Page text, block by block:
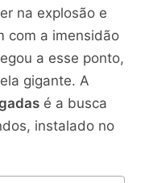
na explosão e
com a imensidão
a esse ponto,
gigante. A
é a busca
instalado no